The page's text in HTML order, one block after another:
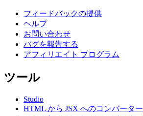
フィードバックの提供
ヘルプ
お問い合わせ
バグを報告する
アフィリエイト プログラム
ツール
Studio
HTML から JSX へのコンバーター